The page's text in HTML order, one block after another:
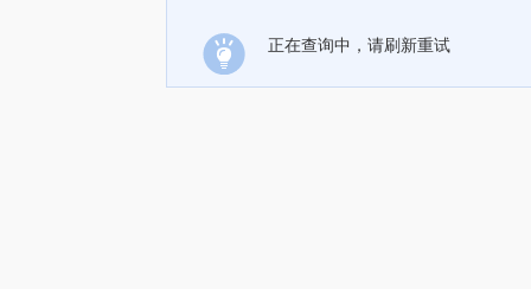
正在查询中，请刷新重试